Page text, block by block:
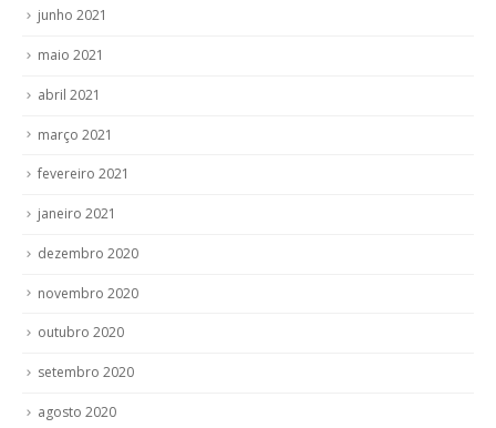
junho 2021
maio 2021
abril 2021
março 2021
fevereiro 2021
janeiro 2021
dezembro 2020
novembro 2020
outubro 2020
setembro 2020
agosto 2020